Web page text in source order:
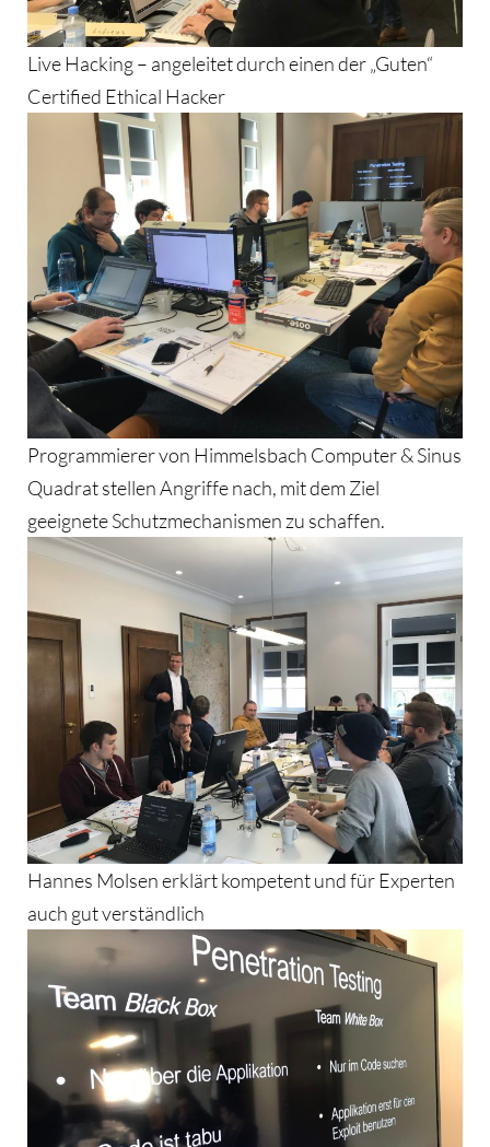
Live Hacking – angeleitet durch einen der „Guten“
Certified Ethical Hacker
Programmierer von Himmelsbach Computer & Sinus
Quadrat stellen Angriffe nach, mit dem Ziel
geeignete Schutzmechanismen zu schaffen.
Hannes Molsen erklärt kompetent und für Experten
auch gut verständlich